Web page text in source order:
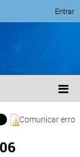
Entrar
Comunicar erro